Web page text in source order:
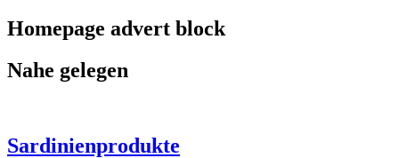
Homepage advert block
Nahe gelegen
Sardinienprodukte